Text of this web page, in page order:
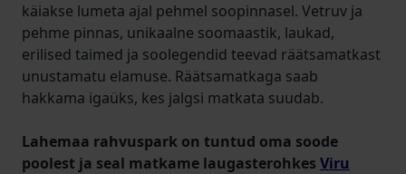
käiakse lumeta ajal pehmel soopinnasel. Vetruv ja
pehme pinnas, unikaalne soomaastik, laukad,
erilised taimed ja soolegendid teevad räätsamatkast
unustamatu elamuse. Räätsamatkaga saab
hakkama igaüks, kes jalgsi matkata suudab.
Lahemaa rahvuspark on tuntud oma soode
poolest ja seal matkame laugasterohkes Viru